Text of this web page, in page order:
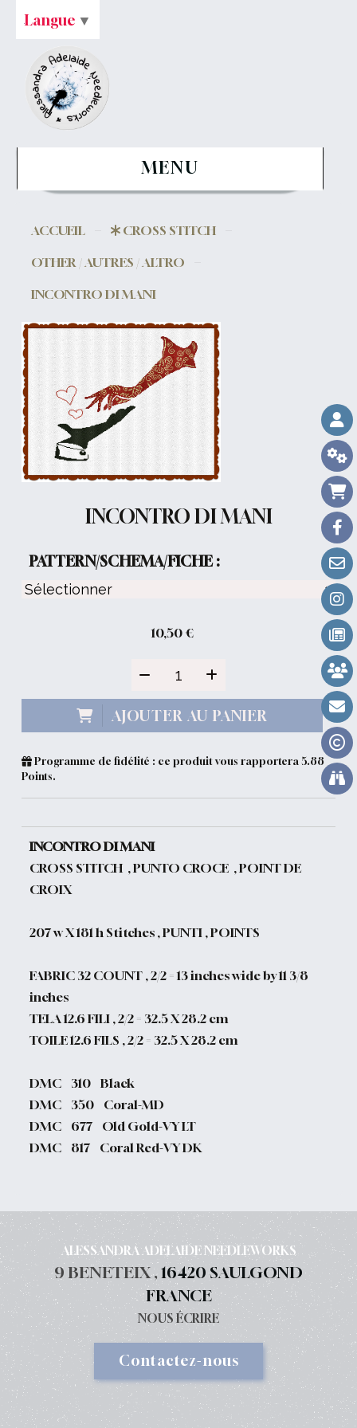
MENU
ACCUEIL
CROSS STITCH
OTHER / AUTRES / ALTRO
INCONTRO DI MANI
INCONTRO DI MANI
PATTERN/SCHEMA/FICHE :
10,50 €
AJOUTER AU PANIER
Programme de fidélité : ce produit vous rapportera5.88
Points.
INCONTRO DI MANI
CROSS STITCH , PUNTO CROCE , POINT DE
CROIX
207 w X 181 h Stitches , PUNTI , POINTS
FABRIC 32 COUNT , 2/2 = 13 inches wide by 11 3/8
inches
TELA 12.6 FILI , 2/2 = 32.5 X 28.2 cm
TOILE 12.6 FILS , 2/2 = 32.5 X 28.2 cm
DMC 310 Black
DMC 350 Coral-MD
DMC 677 Old Gold-VY LT
DMC 817 Coral Red-VY DK
ALESSANDRA ADELAIDE NEEDLEWORKS
9 BENETEIX ,16420 SAULGOND
FRANCE
NOUS ÉCRIRE
Contactez-nous
Langue ▼